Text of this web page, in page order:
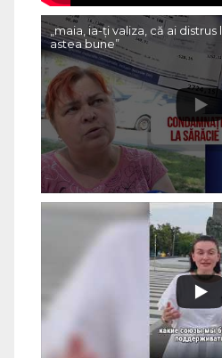
„maia, ia-ți valiza, că ai
astea bune”